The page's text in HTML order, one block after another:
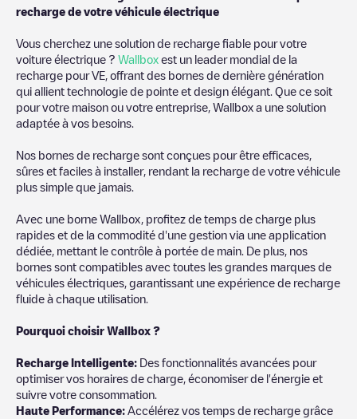
recharge de votre véhicule électrique
Vous cherchez une solution de recharge fiable pour votre
voiture électrique ? Wallbox est un leader mondial de la
recharge pour VE, offrant des bornes de dernière génération
qui allient technologie de pointe et design élégant. Que ce soit
pour votre maison ou votre entreprise, Wallbox a une solution
adaptée à vos besoins.
Nos bornes de recharge sont conçues pour être efficaces,
sûres et faciles à installer, rendant la recharge de votre véhicule
plus simple que jamais.
Avec une borne Wallbox, profitez de temps de charge plus
rapides et de la commodité d'une gestion via une application
dédiée, mettant le contrôle à portée de main. De plus, nos
bornes sont compatibles avec toutes les grandes marques de
véhicules électriques, garantissant une expérience de recharge
fluide à chaque utilisation.
Pourquoi choisir Wallbox ?
Recharge Intelligente: Des fonctionnalités avancées pour
optimiser vos horaires de charge, économiser de l'énergie et
suivre votre consommation.
Haute Performance: Accélérez vos temps de recharge grâce